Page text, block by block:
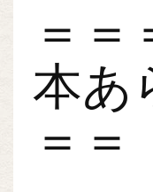
＝＝
本あ
＝＝